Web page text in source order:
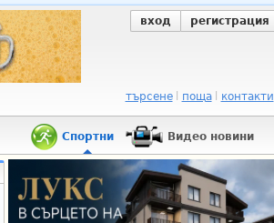
вход регистрация
търсене поща контакти
Спортни Видео новини